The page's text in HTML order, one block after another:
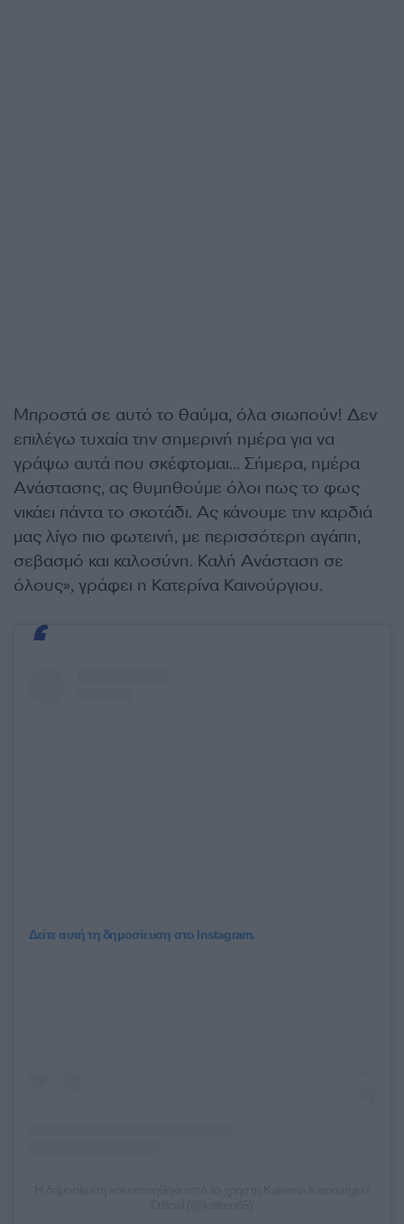
Μπροστά σε αυτό το θαύμα, όλα σιωπούν! Δεν
επιλέγω τυχαία την σημερινή ημέρα για να
γράψω αυτά που σκέφτομαι… Σήμερα, ημέρα
Ανάστασης, ας θυμηθούμε όλοι πως το φως
νικάει πάντα το σκοτάδι. Ας κάνουμε την καρδιά
μας λίγο πιο φωτεινή, με περισσότερη αγάπη,
σεβασμό και καλοσύνη. Καλή Ανάσταση σε
όλους», γράφει η Κατερίνα Καινούργιου.
Δείτε αυτή τη δημοσίευση στο Instagram.